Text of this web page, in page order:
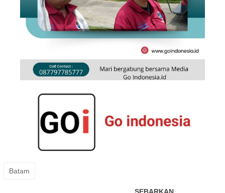
Batam
SEBARKAN